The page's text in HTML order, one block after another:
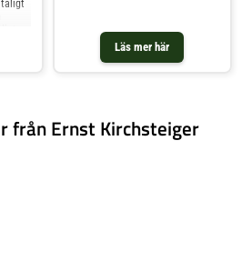
tåligt
Läs mer här
från Ernst Kirchsteiger